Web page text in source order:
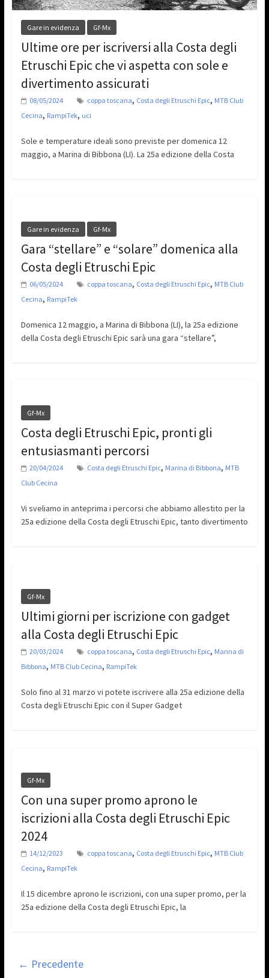
Gare in evidenza Gf-Mx
Ultime ore per iscriversi alla Costa degli
Etruschi Epic che vi aspetta con sole e
divertimento assicurati
08/05/2024 coppa toscana, Costa degli Etruschi Epic, MTB Club
Cecina, RampiTek, uci
Sole e temperature ideali sono previste per domenica 12
maggio, a Marina di Bibbona (LI). La 25a edizione della Costa
Gare in evidenza Gf-Mx
Gara “stellare” e “solare” domenica alla
Costa degli Etruschi Epic
06/05/2024 coppa toscana, Costa degli Etruschi Epic, MTB Club
Cecina, RampiTek
Domenica 12 maggio, a Marina di Bibbona (LI), la 25a edizione
della Costa degli Etruschi Epic sarà una gara “stellare”,
Gf-Mx
Costa degli Etruschi Epic, pronti gli
entusiasmanti percorsi
20/04/2024 Costa degli Etruschi Epic, Marina di Bibbona, MTB
Club Cecina
Vi sveliamo in anteprima i percorsi che abbiamo allestito per la
25a edizione della Costa degli Etruschi Epic, tanto divertimento
Gf-Mx
Ultimi giorni per iscrizione con gadget
alla Costa degli Etruschi Epic
20/03/2024 coppa toscana, Costa degli Etruschi Epic, Marina di
Bibbona, MTB Club Cecina, RampiTek
Solo fino al 31 marzo vi potete iscrivere alla 25a edizione della
Costa degli Etruschi Epic con il Super Gadget
Gf-Mx
Con una super promo aprono le
iscrizioni alla Costa degli Etruschi Epic
2024
14/12/2023 coppa toscana, Costa degli Etruschi Epic, MTB Club
Cecina, RampiTek
Il 15 dicembre aprono le iscrizioni, con una super promo, per la
25a edizione della Costa degli Etruschi Epic, la
← Precedente